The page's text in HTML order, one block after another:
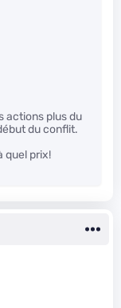
actions plus du
du conflit.
quel prix!